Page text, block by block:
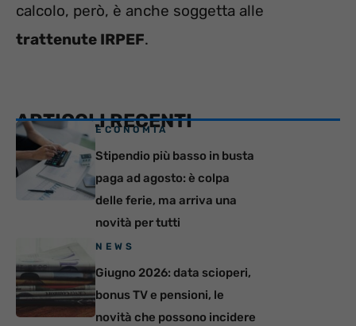
calcolo, però, è anche soggetta alle
trattenute IRPEF.
ARTICOLI RECENTI
ECONOMIA
Stipendio più basso in busta
paga ad agosto: è colpa
delle ferie, ma arriva una
novità per tutti
NEWS
Giugno 2026: data scioperi,
bonus TV e pensioni, le
novità che possono incidere